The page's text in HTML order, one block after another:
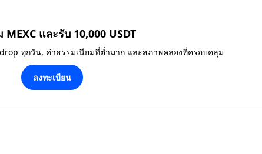
MEXC และรับ 10,000 USDT
ทุกวัน, ค่าธรรมเนียมที่ต่ำมาก และสภาพคล่องที่ครอบคลุม
ลงทะเบียน